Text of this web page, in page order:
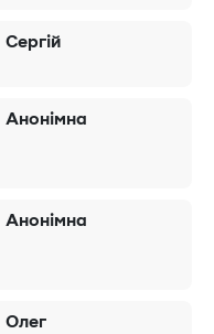
Сергій
Анонімна
Анонімна
Олег